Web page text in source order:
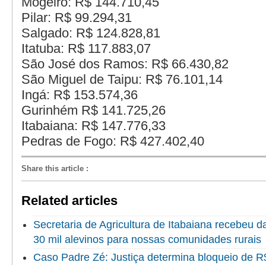
Pilar: R$ 99.294,31
Salgado: R$ 124.828,81
Itatuba: R$ 117.883,07
São José dos Ramos: R$ 66.430,82
São Miguel de Taipu: R$ 76.101,14
Ingá: R$ 153.574,36
Gurinhém R$ 141.725,26
Itabaiana: R$ 147.776,33
Pedras de Fogo: R$ 427.402,40
Share this article :
Related articles
Secretaria de Agricultura de Itabaiana recebeu
30 mil alevinos para nossas comunidades rurais
Caso Padre Zé: Justiça determina bloqueio de